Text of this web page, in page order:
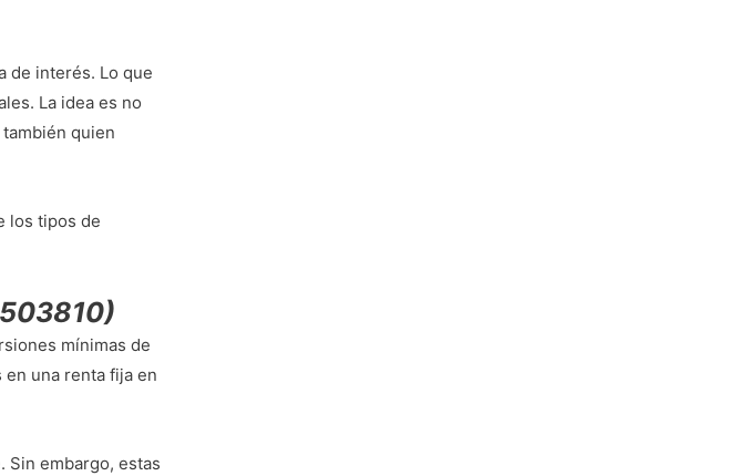
de interés. Lo que
La idea es no
quien
los tipos de
mínimas de
una renta fija en
Sin embargo, estas